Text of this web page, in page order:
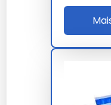
O preço do saco
0,30 a R$ 1,00 por
adquirida e do